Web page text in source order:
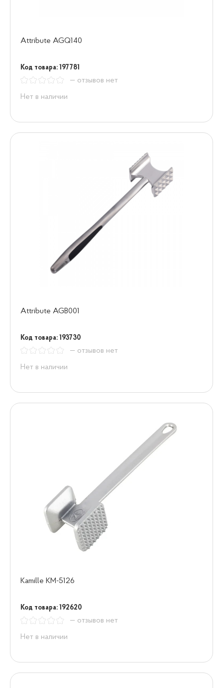
Attribute AGQ140
Код товара: 197781
— отзывов нет
Нет в наличии
Attribute AGB001
Код товара: 193730
— отзывов нет
Нет в наличии
Kamille KM-5126
Код товара: 192620
— отзывов нет
Нет в наличии